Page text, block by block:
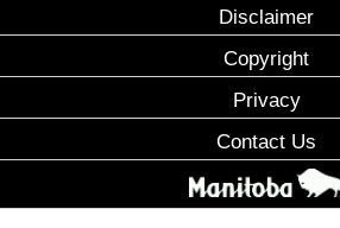
Disclaimer
Copyright
Privacy
Contact Us